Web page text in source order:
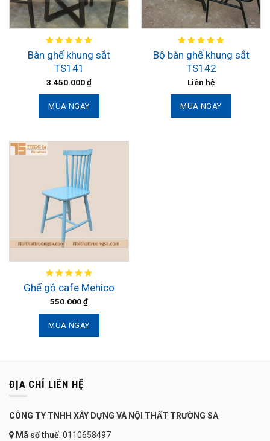
Bàn ghế khung sắt
TS141
3.450.000₫
MUA NGAY
Bộ bàn ghế khung sắt
TS142
Liên hệ
MUA NGAY
Ghế gỗ cafe Mehico
550.000₫
MUA NGAY
ĐỊA CHỈ LIÊN HỆ
CÔNG TY TNHH XÂY DỰNG VÀ NỘI THẤT TRƯỜNG SA
Mã số thuế: 0110658497